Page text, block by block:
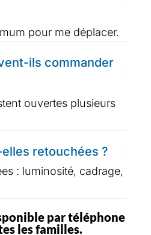
pour me déplacer.
ils commander
ouvertes plusieurs
retouchées ?
: luminosité, cadrage,
par téléphone
les familles.